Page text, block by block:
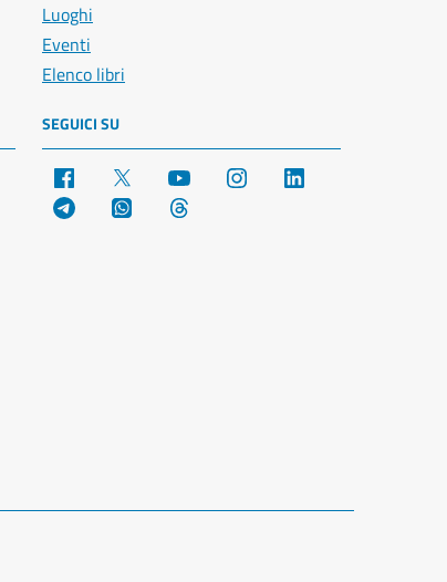
Luoghi
Eventi
Elenco libri
SEGUICI SU
Facebook YouTube Instagram
Telegram WhatsApp